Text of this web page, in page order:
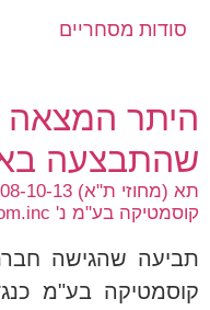
סודות מסחריים
היתר המצאה
שהתבצעה
קוסמטיקה בע"מ נ' Amazon .com.inc (פורסם בנבו)
תביעה שהגישה